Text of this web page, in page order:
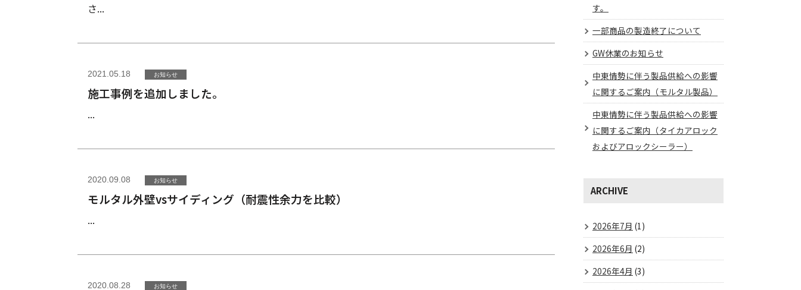
さ...
2021.05.18 お知らせ
施工事例を追加しました。
...
2020.09.08 お知らせ
モルタル外壁vsサイディング（耐震性余力を比較）
...
2020.08.28 お知らせ
す。
一部商品の製造終了について
GW休業のお知らせ
中東情勢に伴う製品供給への影響
に関するご案内（モルタル製品）
中東情勢に伴う製品供給への影響
に関するご案内（タイカアロック
およびアロックシーラー）
ARCHIVE
2026年7月 (1)
2026年6月 (2)
2026年4月 (3)